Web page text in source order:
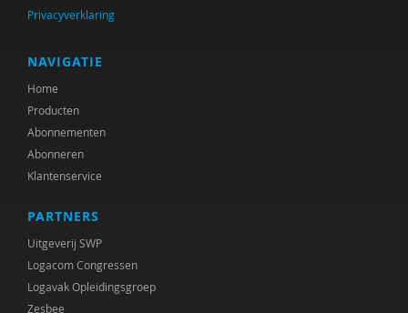
Privacyverklaring
NAVIGATIE
Home
Producten
Abonnementen
Abonneren
Klantenservice
PARTNERS
Uitgeverij SWP
Logacom Congressen
Logavak Opleidingsgroep
Zesbee